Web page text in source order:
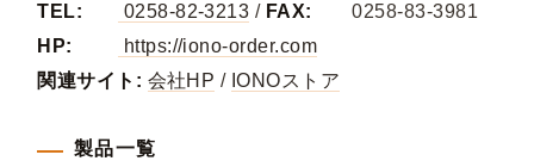
TEL:
0258-82-3213 / FAX:
0258-83-3981
HP:
https://iono-order.com
関連サイト: 会社HP / IONOストア
製品一覧